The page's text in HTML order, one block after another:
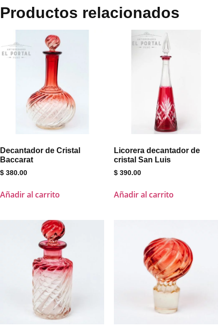
Productos relacionados
Decantador de Cristal
Baccarat
$ 380.00
Añadir al carrito
Licorera decantador de
cristal San Luis
$ 390.00
Añadir al carrito